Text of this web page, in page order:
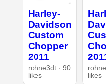
Harley-
Davidson
Custom
Chopper
2011
rohne3dt · 90
likes
likes